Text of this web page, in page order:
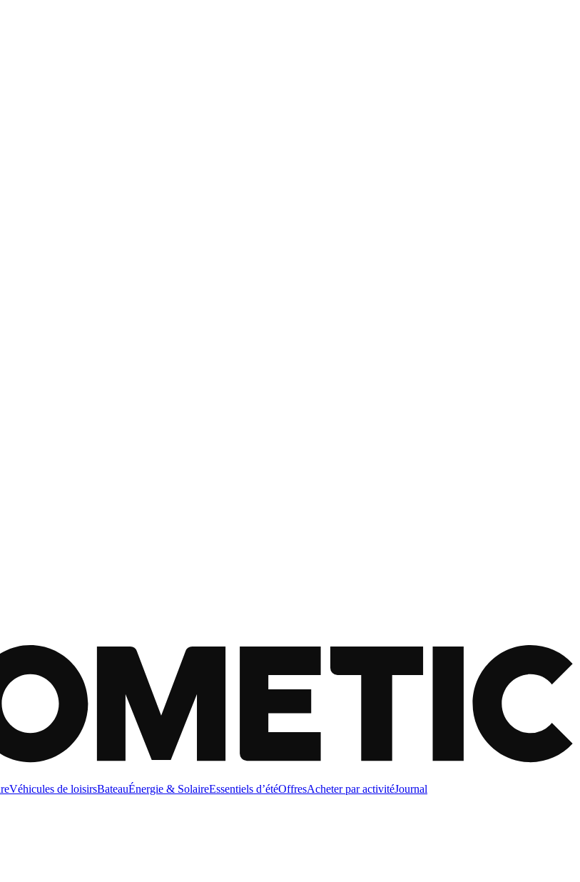
Véhicules de loisirsBateauÉnergie & SolaireEssentiels d’étéOffresAcheter par activitéJournal